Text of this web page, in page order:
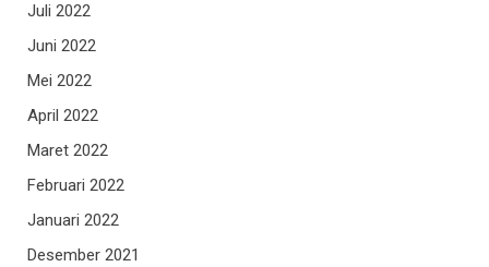
Juli 2022
Juni 2022
Mei 2022
April 2022
Maret 2022
Februari 2022
Januari 2022
Desember 2021